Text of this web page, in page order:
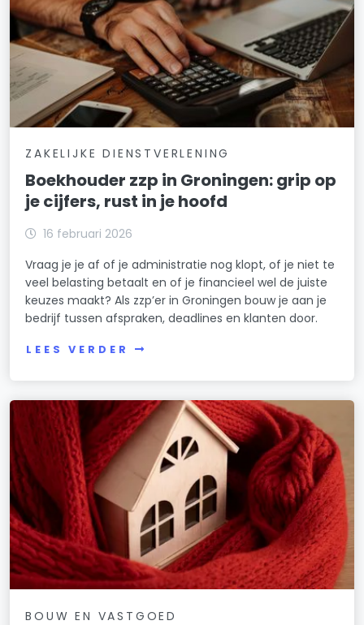
ZAKELIJKE DIENSTVERLENING
Boekhouder zzp in Groningen: grip op
je cijfers, rust in je hoofd
16 februari 2026
Vraag je je af of je administratie nog klopt, of je niet te
veel belasting betaalt en of je financieel wel de juiste
keuzes maakt? Als zzp’er in Groningen bouw je aan je
bedrijf tussen afspraken, deadlines en klanten door.
LEES VERDER
BOUW EN VASTGOED